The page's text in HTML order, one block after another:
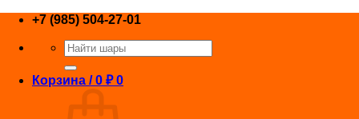
Skip
content
+7 (985) 504-27-01
Искать:
Корзина /0 ₽ 0